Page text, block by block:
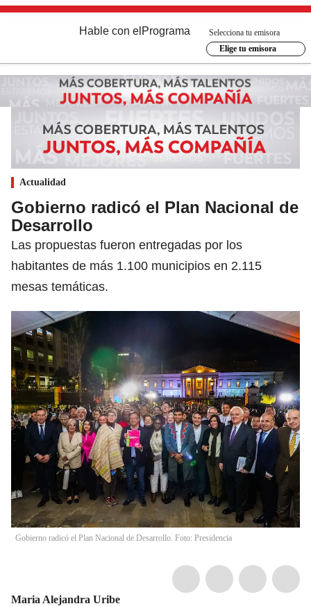
Hable con el Programa
Selecciona tu emisora
Elige tu emisora
Actualidad
Gobierno radicó el Plan Nacional de
Desarrollo
Las propuestas fueron entregadas por los
habitantes de más 1.100 municipios en 2.115
mesas temáticas.
Gobierno radicó el Plan Nacional de Desarrollo. Foto: Presidencia
Maria Alejandra Uribe